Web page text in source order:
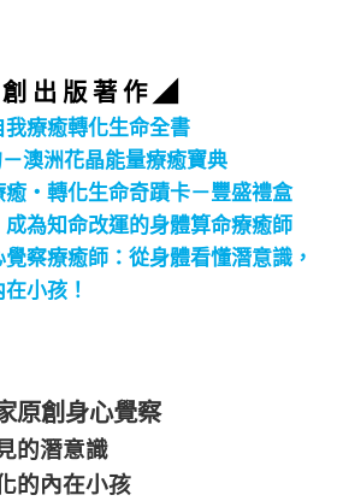
出 版 著 作 ◢
療癒轉化生命全書
澳洲花晶能量療癒寶典
‧轉化生命奇蹟卡－豐盛禮盒
為知命改運的身體算命療癒師
察療癒師：從身體看懂潛意識，
小孩！
原創身心覺察
的潛意識
的內在小孩